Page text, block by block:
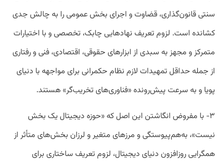
سنتی قانون‌گذاری، قضاوت و اجرای بخش عمومی را به چالش جدی
کشانده است. لزوم تعریف نهادهایی چابک، تخصصی و با اختیارات
متمرکز و مجهز به سبدی از ابزارهای حقوقی، اقتصادی، فنی و رفتاری
از جمله حداقل تمهیدات لازم نظام حکمرانی برای مواجهه با دنیای
پویا و به‌ سرعت پیش‌رونده «فناوری‌های تخریب‌گر» هستند.
۳- با مفروض انگاشتن این اصل که «حوزه دیجیتال یک بخش
نیست»، به‌هم‌پیوستگی و مرزهای متغیر و لرزان بخش‌های متأثر از
همگرایی روزافزون دنیای دیجیتال، لزوم تعریف ساختاری برای